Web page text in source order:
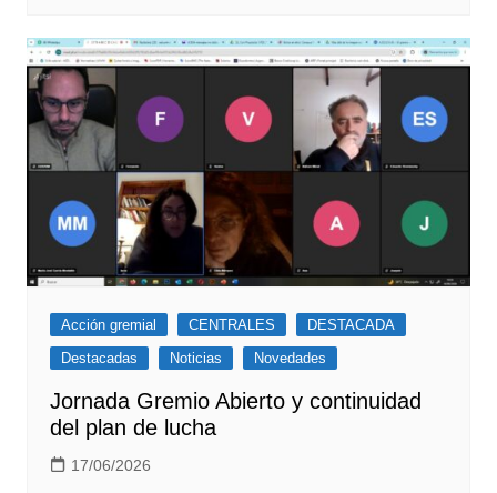
Acción gremial CENTRALES
DESTACADA
Destacadas
Noticias Novedades
Jornada Gremio Abierto y continuidad
del plan de lucha
17/06/2026